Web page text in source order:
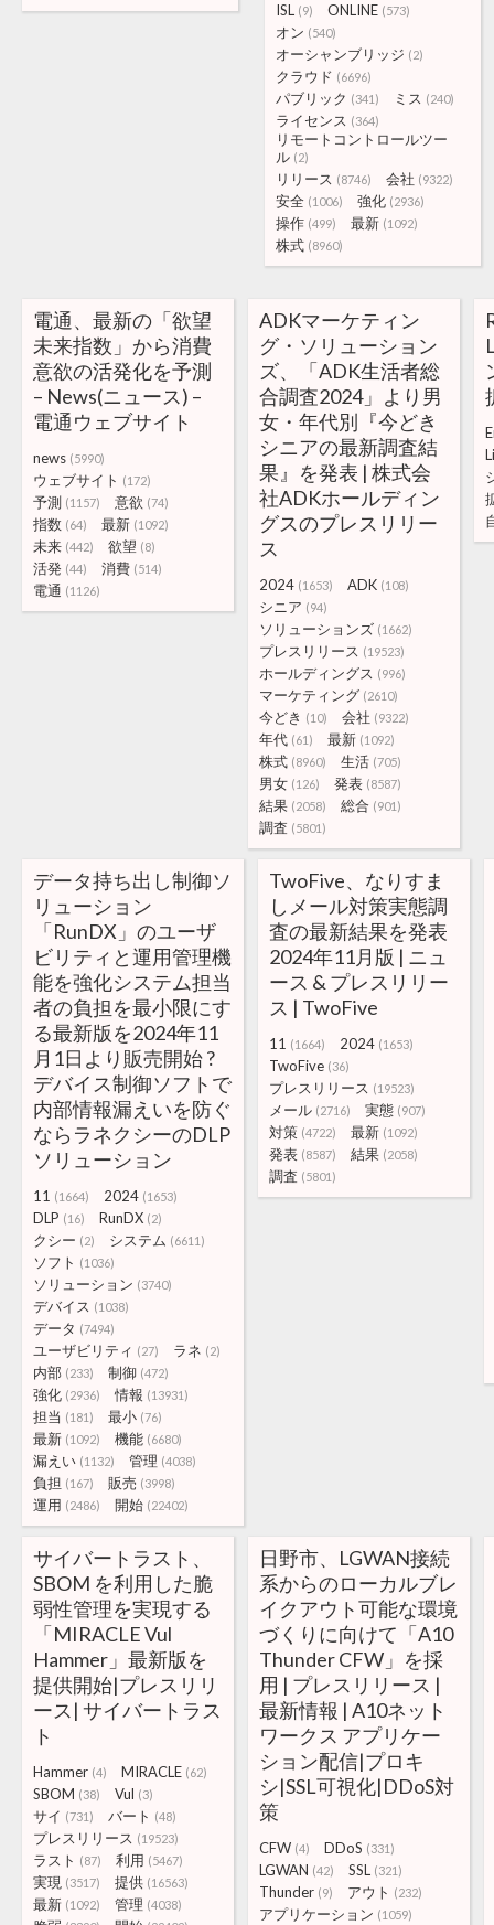
ISL (9) ONLINE (573)
オン (540)
オーシャンブリッジ (2)
クラウド (6696)
パブリック (341) ミス (240)
ライセンス (364)
リモートコントロールツー
ル (2)
リリース (8746) 会社 (9322)
安全 (1006) 強化 (2936)
操作 (499) 最新 (1092)
株式 (8960)
電通、最新の「欲望
未来指数」から消費
意欲の活発化を予測
– News(ニュース) –
電通ウェブサイト
news (5990)
ウェブサイト (172)
予測 (1157) 意欲 (74)
指数 (64) 最新 (1092)
未来 (442) 欲望 (8)
活発 (44) 消費 (514)
電通 (1126)
ADKマーケティン
グ・ソリューション
ズ、「ADK生活者総
合調査2024」より男
女・年代別『今どき
シニアの最新調査結
果』を発表 | 株式会
社ADKホールディン
グスのプレスリリー
ス
2024 (1653) ADK (108)
シニア (94)
ソリューションズ (1662)
プレスリリース (19523)
ホールディングス (996)
マーケティング (2610)
今どき (10) 会社 (9322)
年代 (61) 最新 (1092)
株式 (8960) 生活 (705)
男女 (126) 発表 (8587)
結果 (2058) 総合 (901)
調査 (5801)
データ持ち出し制御ソ
リューション
「RunDX」のユーザ
ビリティと運用管理機
能を強化システム担当
者の負担を最小限にす
る最新版を2024年11
月1日より販売開始 ?
デバイス制御ソフトで
内部情報漏えいを防ぐ
ならラネクシーのDLP
ソリューション
11 (1664) 2024 (1653)
DLP (16) RunDX (2)
クシー (2) システム (6611)
ソフト (1036)
ソリューション (3740)
デバイス (1038)
データ (7494)
ユーザビリティ (27) ラネ (2)
内部 (233) 制御 (472)
強化 (2936) 情報 (13931)
担当 (181) 最小 (76)
最新 (1092) 機能 (6680)
漏えい (1132) 管理 (4038)
負担 (167) 販売 (3998)
運用 (2486) 開始 (22402)
TwoFive、なりすま
しメール対策実態調
査の最新結果を発表
2024年11月版 | ニュ
ース & プレスリリー
ス | TwoFive
11 (1664) 2024 (1653)
TwoFive (36)
プレスリリース (19523)
メール (2716) 実態 (907)
対策 (4722) 最新 (1092)
発表 (8587) 結果 (2058)
調査 (5801)
サイバートラスト、
SBOM を利用した脆
弱性管理を実現する
「MIRACLE Vul
Hammer」最新版を
提供開始|プレスリリ
ース| サイバートラス
ト
Hammer (4) MIRACLE (62)
SBOM (38) Vul (3)
サイ (731) バート (48)
プレスリリース (19523)
ラスト (87) 利用 (5467)
実現 (3517) 提供 (16563)
最新 (1092) 管理 (4038)
日野市、LGWAN接続
系からのローカルブレ
イクアウト可能な環境
づくりに向けて「A10
Thunder CFW」を採
用 | プレスリリース |
最新情報 | A10ネット
ワークス アプリケー
ション配信|プロキ
シ|SSL可視化|DDoS対
策
CFW (4) DDoS (331)
LGWAN (42) SSL (321)
Thunder (9) アウト (232)
アプリケーション (1059)